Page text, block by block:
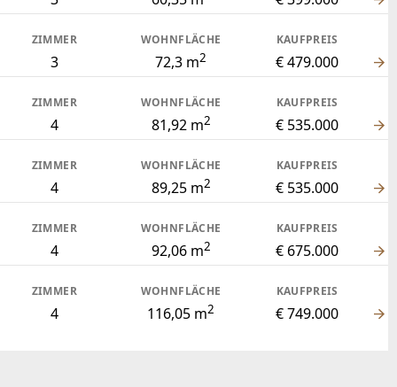
ZIMMER
3
WOHNFLÄCHE
72,3 m2
KAUFPREIS
€ 479.000
ZIMMER
4
WOHNFLÄCHE
81,92 m2
KAUFPREIS
€ 535.000
ZIMMER
4
WOHNFLÄCHE
89,25 m2
KAUFPREIS
€ 535.000
ZIMMER
4
WOHNFLÄCHE
92,06 m2
KAUFPREIS
€ 675.000
ZIMMER
4
WOHNFLÄCHE
116,05 m2
KAUFPREIS
€ 749.000